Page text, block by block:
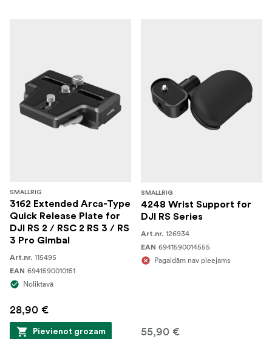
SMALLRIG
3162 Extended Arca-Type
Quick Release Plate for
DJI RS 2 / RSC 2 RS 3 / RS
3 Pro Gimbal
Art.nr. 115495
EAN 6941590010151
Noliktavā
28,90 €
Pievienot grozam
SMALLRIG
4248 Wrist Support for
DJI RS Series
Art.nr. 126934
EAN 6941590014555
Pagaidām nav pieejams
55,90 €